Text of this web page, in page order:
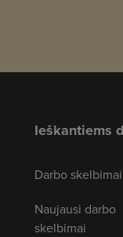
Ieškantiems
Darbo skelbimai
Naujausi darbo
skelbimai